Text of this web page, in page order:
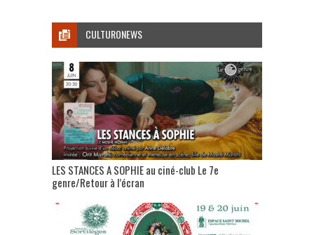
CULTURONEWS
LES STANCES A SOPHIE au ciné-club Le 7e
genre/Retour à l’écran